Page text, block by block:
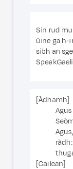
Sin rud
ùine ga h-
sibh an
[Àdhamh]
[Cailean]